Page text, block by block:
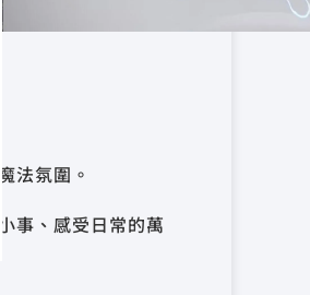
法氛圍。
事、感受日常的萬